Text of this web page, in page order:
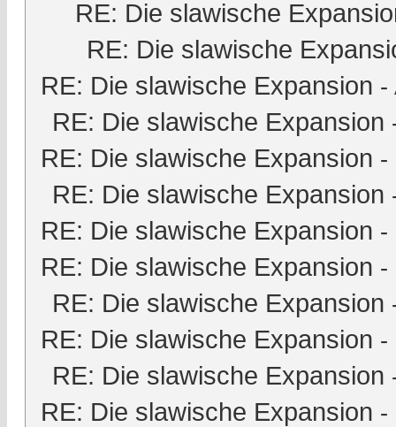
RE: Die slawische
RE: Die slawische
RE: Die slawische Expansion -
RE: Die slawische Expansion
RE: Die slawische Expansion -
RE: Die slawische Expansion
RE: Die slawische Expansion -
RE: Die slawische Expansion -
RE: Die slawische Expansion
RE: Die slawische Expansion -
RE: Die slawische Expansion
RE: Die slawische Expansion -